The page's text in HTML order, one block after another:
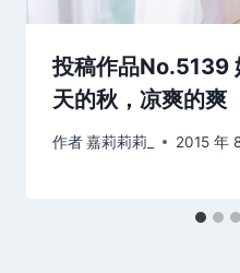
投稿作品No.5139
天的秋，凉爽的爽
作者嘉莉莉莉_ 2015 年